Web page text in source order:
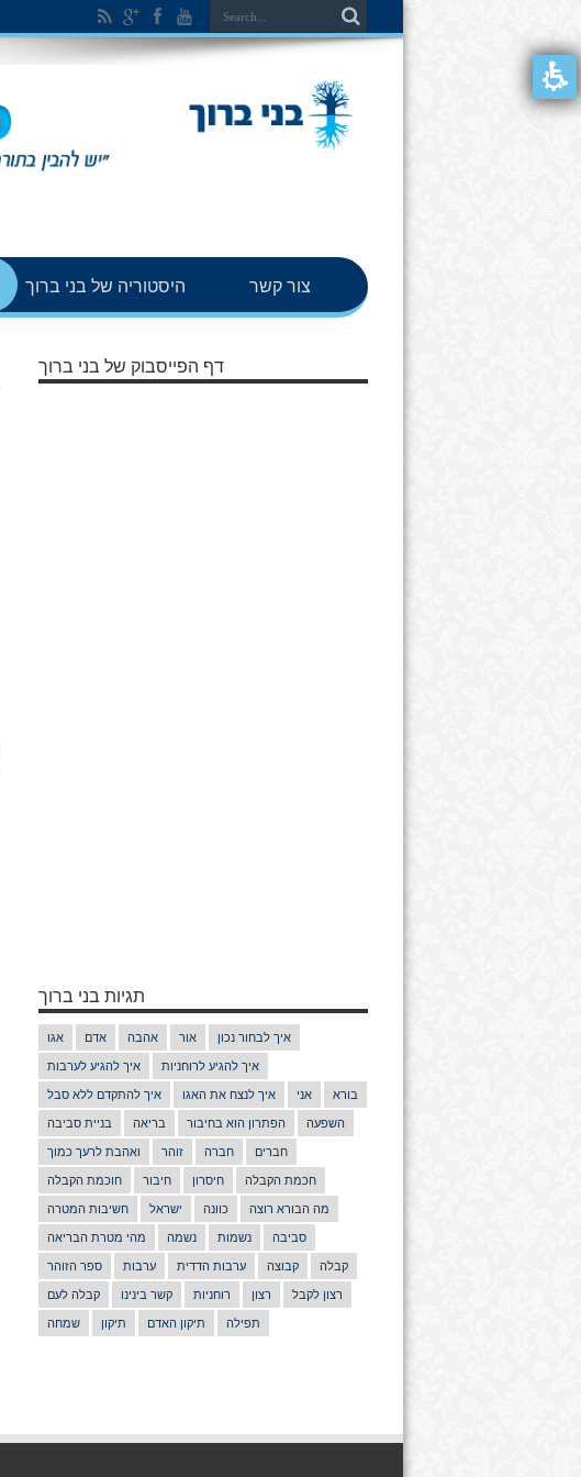
היסטוריה של בני ברוך צור קשר
דף הפייסבוק של בני ברוך
תגיות בני ברוך
אגו אדם אהבה אור איך לבחור נכון
איך להגיע לערבות איך להגיע לרוחניות
איך להתקדם ללא סבל איך לנצח את האגו אני בורא
בניית סביבה בריאה הפתרון הוא בחיבור השפעה
ואהבת לרעך כמוך זוהר חברה חברים
חוכמת הקבלה חיבור חיסרון חכמת הקבלה
חשיבות המטרה ישראל כוונה מה הבורא רוצה
מהי מטרת הבריאה נשמה נשמות סביבה
ספר הזוהר ערבות ערבות הדדית קבוצה קבלה
קבלה לעם קשר בינינו רוחניות רצון רצון לקבל
שמחה תיקון תיקון האדם תפילה